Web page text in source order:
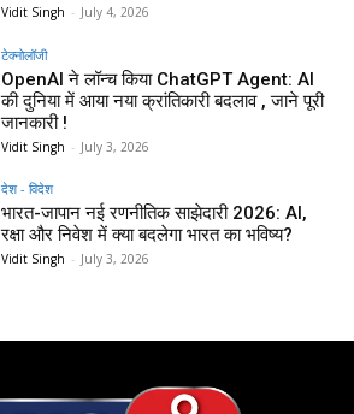
Vidit Singh - July 4, 2026
टेक्नोलॉजी
OpenAI ने लॉन्च किया ChatGPT Agent: AI
की दुनिया में आया नया क्रांतिकारी बदलाव , जाने पूरी
जानकारी !
Vidit Singh - July 3, 2026
देश - विदेश
भारत-जापान नई रणनीतिक साझेदारी 2026: AI,
रक्षा और निवेश में क्या बदलेगा भारत का भविष्य?
Vidit Singh - July 3, 2026